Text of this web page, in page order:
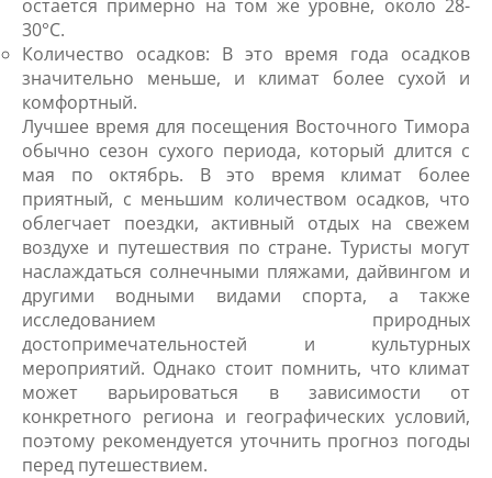
остается примерно на том же уровне, около 28-
30°C.
Количество осадков: В это время года осадков
значительно меньше, и климат более сухой и
комфортный.
Лучшее время для посещения Восточного Тимора
обычно сезон сухого периода, который длится с
мая по октябрь. В это время климат более
приятный, с меньшим количеством осадков, что
облегчает поездки, активный отдых на свежем
воздухе и путешествия по стране. Туристы могут
наслаждаться солнечными пляжами, дайвингом и
другими водными видами спорта, а также
исследованием природных
достопримечательностей и культурных
мероприятий. Однако стоит помнить, что климат
может варьироваться в зависимости от
конкретного региона и географических условий,
поэтому рекомендуется уточнить прогноз погоды
перед путешествием.